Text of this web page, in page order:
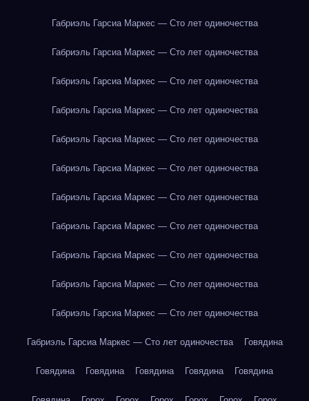
Габриэль Гарсиа Маркес — Сто лет одиночества
Габриэль Гарсиа Маркес — Сто лет одиночества
Габриэль Гарсиа Маркес — Сто лет одиночества
Габриэль Гарсиа Маркес — Сто лет одиночества
Габриэль Гарсиа Маркес — Сто лет одиночества
Габриэль Гарсиа Маркес — Сто лет одиночества
Габриэль Гарсиа Маркес — Сто лет одиночества
Габриэль Гарсиа Маркес — Сто лет одиночества
Габриэль Гарсиа Маркес — Сто лет одиночества
Габриэль Гарсиа Маркес — Сто лет одиночества
Габриэль Гарсиа Маркес — Сто лет одиночества
Габриэль Гарсиа Маркес — Сто лет одиночества Говядина
Говядина Говядина Говядина Говядина Говядина